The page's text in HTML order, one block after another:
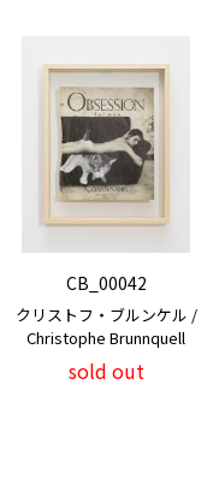
CB_00042
クリストフ・ブルンケル /
Christophe Brunnquell
sold out